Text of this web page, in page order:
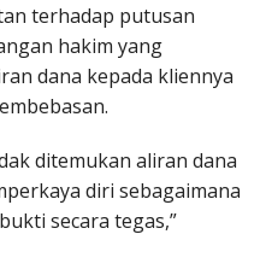
terhadap putusan
hakim yang
dana kepada kliennya
ditemukan aliran dana
diri sebagaimana
secara tegas,”